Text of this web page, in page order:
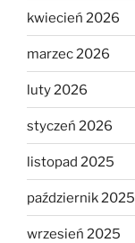
kwiecień 2026
marzec 2026
luty 2026
styczeń 2026
listopad 2025
październik 2025
wrzesień 2025